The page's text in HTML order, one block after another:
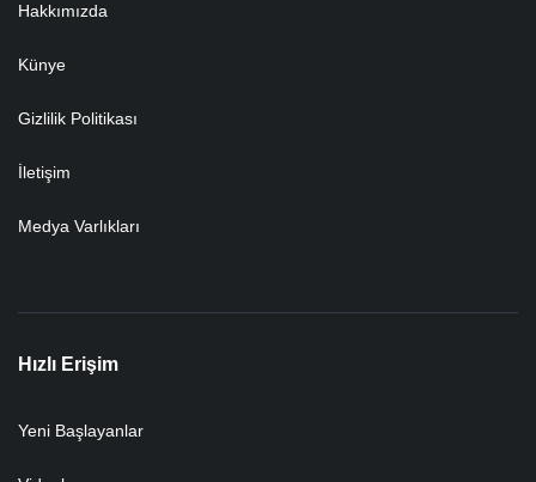
Hakkımızda
Künye
Gizlilik Politikası
İletişim
Medya Varlıkları
Hızlı Erişim
Yeni Başlayanlar